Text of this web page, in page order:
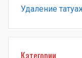
Удаление
Категории